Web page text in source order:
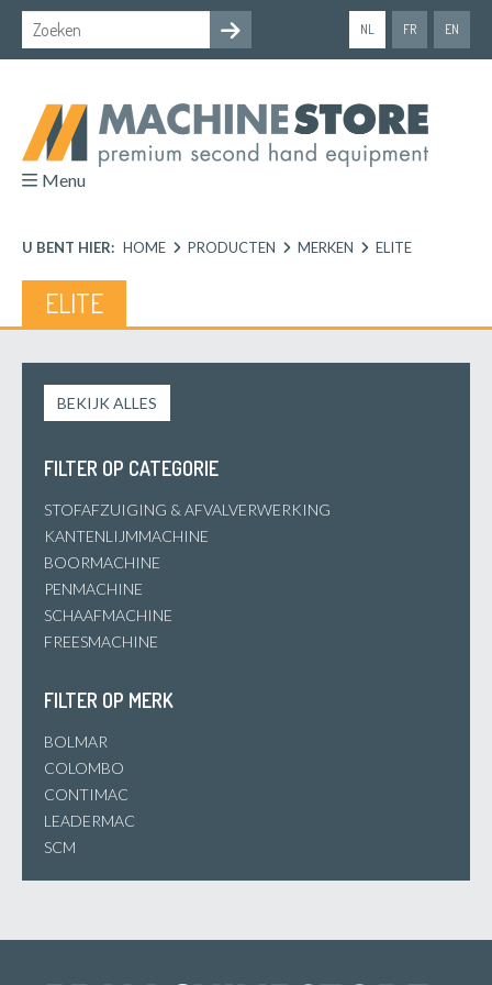
NL FR EN
Menu
U BENT HIER: HOME PRODUCTEN MERKEN ELITE
ELITE
BEKIJK ALLES
FILTER OP CATEGORIE
STOFAFZUIGING & AFVALVERWERKING
KANTENLIJMMACHINE
BOORMACHINE
PENMACHINE
SCHAAFMACHINE
FREESMACHINE
FILTER OP MERK
BOLMAR
COLOMBO
CONTIMAC
LEADERMAC
SCM